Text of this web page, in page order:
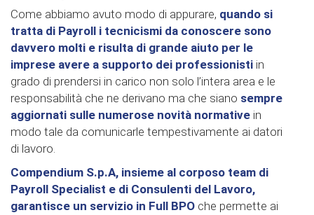
Come abbiamo avuto modo di appurare, quando si
tratta di Payroll i tecnicismi da conoscere sono
davvero molti e risulta di grande aiuto per le
imprese avere a supporto dei professionisti in
grado di prendersi in carico non solo l’intera area e le
responsabilità che ne derivano ma che siano sempre
aggiornati sulle numerose novità normative in
modo tale da comunicarle tempestivamente ai datori
di lavoro.
Compendium S.p.A, insieme al corposo team di
Payroll Specialist e di Consulenti del Lavoro,
garantisce un servizio in Full BPO che permette ai